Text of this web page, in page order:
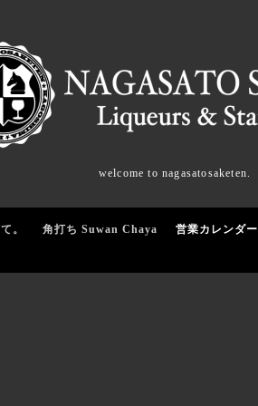
welcome to nagasatosaketen.
。 角打ち Suwan Chaya 営業カレンダー